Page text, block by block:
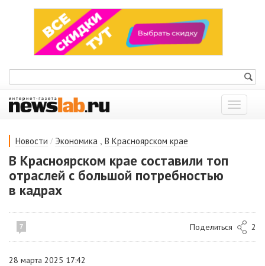
Показать
меню
Новости / Экономика , В Красноярском крае
В Красноярском крае составили топ
отраслей с большой потребностью
в кадрах
7 Поделиться 2
28 марта 2025 17:42